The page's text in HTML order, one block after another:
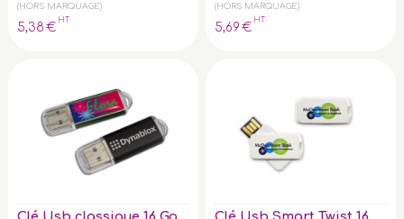
(HORS MARQUAGE)
5,38 €
HT
(HORS MARQUAGE)
5,69 €
HT
Clé Usb classique 16 Go
Clé Usb Smart Twist 16